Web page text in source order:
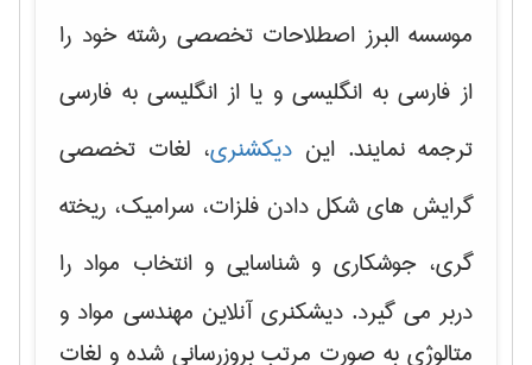
موسسه البرز اصطلاحات تخصصی رشته خود را
از فارسی به انگلیسی و یا از انگلیسی به فارسی
ترجمه نمایند. این دیکشنری، لغات تخصصی
گرایش های شکل دادن فلزات، سرامیک، ریخته
گری، جوشکاری و شناسایی و انتخاب مواد را
دربر می گیرد. دیشکنری آنلاین مهندسی مواد و
متالوژی به صورت مرتب بروزرسانی شده و لغات